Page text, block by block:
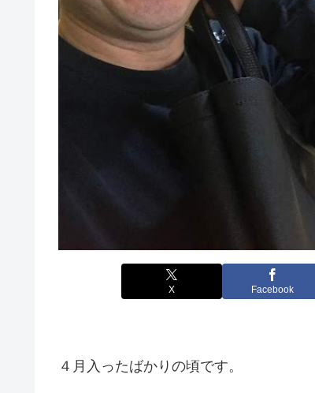
X Facebook
４月入ったばかりの頃です。